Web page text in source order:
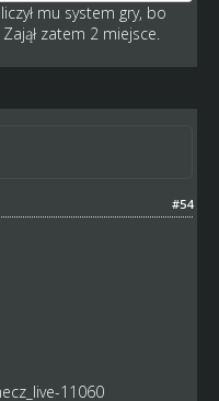
mu system gry, bo
zatem 2 miejsce.
#54
11060